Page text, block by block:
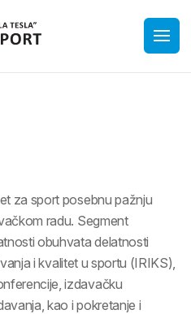
za sport posebnu pažnju
radu. Segment
obuhvata delatnosti
i kvalitet u sportu (IRIKS),
izdavačku
kao i pokretanje i